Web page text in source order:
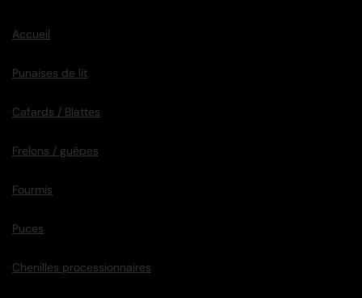
Accueil
Punaises de lit
Cafards / Blattes
Frelons / guêpes
Fourmis
Puces
Chenilles processionnaires